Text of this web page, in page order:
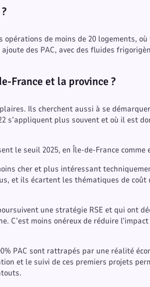
de moins de 20 logements, où
des PAC, avec des fluides
France et la province ?
Ils cherchent aussi à se
s’appliquent plus souvent et où il est
le seuil 2025, en Île-de-France comme
cher et plus intéressant
et ils écartent les thématiques de coût
une stratégie RSE et qui ont
C’est moins onéreux de réduire
PAC sont rattrapés par une réalité
et le suivi de ces premiers projets